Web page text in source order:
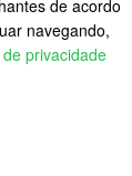
taxa
de acordo
navegando,
privacidade